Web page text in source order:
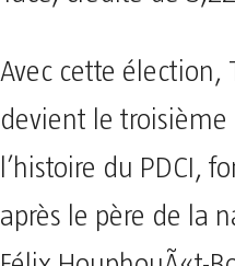
Avec cette élection,
devient le
l’histoire du PDCI,
après le père de la